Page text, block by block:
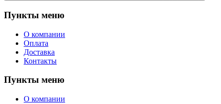
Пункты меню
О компании
Оплата
Доставка
Контакты
Пункты меню
О компании